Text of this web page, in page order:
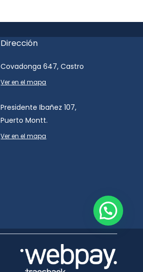
Dirección
Covadonga 647, Castro
Ver en el mapa
Presidente Ibañez 107,
Puerto Montt.
Ver en el mapa